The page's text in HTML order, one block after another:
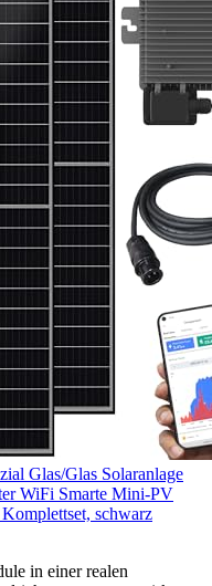
Glas/Glas Solaranlage
WiFi Smarte Mini-PV
schwarz
in einer realen